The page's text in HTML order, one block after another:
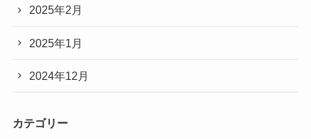
2025年2月
2025年1月
2024年12月
カテゴリー